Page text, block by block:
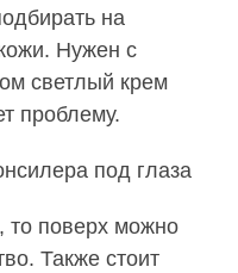
на
Нужен с
светлый крем
проблему.
под глаза
то поверх можно
Также стоит